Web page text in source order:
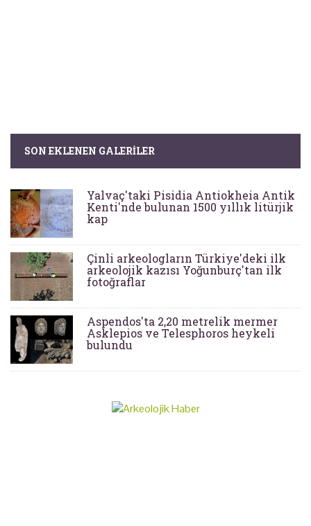
SON EKLENEN GALERILER
Yalvaç'taki Pisidia Antiokheia Antik
Kenti'nde bulunan 1500 yıllık litürjik
kap
Çinli arkeologların Türkiye'deki ilk
arkeolojik kazısı Yoğunburç'tan ilk
fotoğraflar
Aspendos'ta 2,20 metrelik mermer
Asklepios ve Telesphoros heykeli
bulundu